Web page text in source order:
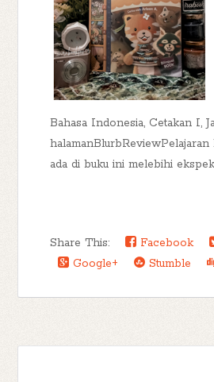
Bahasa Indonesia, Cetakan I,
halamanBlurbReviewPelajaran
ada di buku ini melebihi
Share This: Facebook
Google+
Stumble